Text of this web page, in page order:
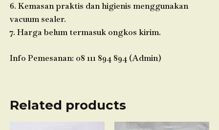
6. Kemasan praktis dan higienis menggunakan
vacuum sealer.
7. Harga belum termasuk ongkos kirim.
Info Pemesanan: 08 111 894 894 (Admin)
Related products